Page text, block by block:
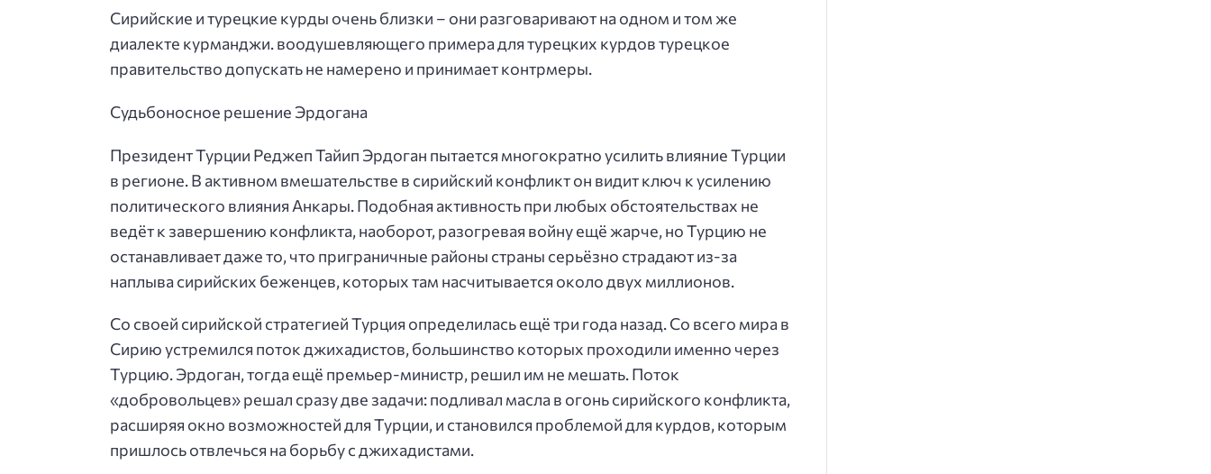
Сирийские и турецкие курды очень близки – они разговаривают на одном и том же
диалекте курманджи. воодушевляющего примера для турецких курдов турецкое
правительство допускать не намерено и принимает контрмеры.
Судьбоносное решение Эрдогана
Президент Турции Реджеп Тайип Эрдоган пытается многократно усилить влияние Турции
в регионе. В активном вмешательстве в сирийский конфликт он видит ключ к усилению
политического влияния Анкары. Подобная активность при любых обстоятельствах не
ведёт к завершению конфликта, наоборот, разогревая войну ещё жарче, но Турцию не
останавливает даже то, что приграничные районы страны серьёзно страдают из-за
наплыва сирийских беженцев, которых там насчитывается около двух миллионов.
Со своей сирийской стратегией Турция определилась ещё три года назад. Со всего мира в
Сирию устремился поток джихадистов, большинство которых проходили именно через
Турцию. Эрдоган, тогда ещё премьер-министр, решил им не мешать. Поток
«добровольцев» решал сразу две задачи: подливал масла в огонь сирийского конфликта,
расширяя окно возможностей для Турции, и становился проблемой для курдов, которым
пришлось отвлечься на борьбу с джихадистами.